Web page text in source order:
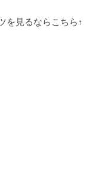
を見るならこちら↑